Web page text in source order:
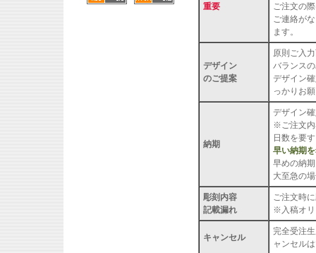
重要
ご注文の
ご連絡が
ます。
デザイン
のご提案
原則ご入
バランス
デザイン
っかりお
納期
デザイン
※ご注文内
日数を要
早い納期
早めの納
大至急の
彫刻内容
記載漏れ
ご注文時
※入稿オリ
キャンセル
完全受注
ャンセル